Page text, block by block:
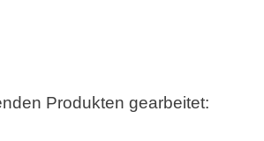
Produkten gearbeitet: